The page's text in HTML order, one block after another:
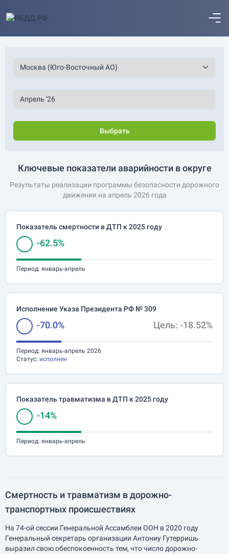
Выбрать
Ключевые показатели аварийности в округе
Результаты реализации программы безопасности дорожного
движения на апрель 2026 года
Показатель смертности в ДТП к 2025 году
-62.5%
Период: январь-апрель
Исполнение Указа Президента РФ № 309
-70.0% Цель: -18.52%
Период: январь-апрель 2026
Статус: исполнен
Показатель травматизма в ДТП к 2025 году
-14%
Период: январь-апрель
Смертность и травматизм в дорожно-
транспортных происшествиях
На 74-ой сессии Генеральной Ассамблеи ООН в 2020 году
Генеральный секретарь организации Антониу Гутерришь
выразил свою обеспокоенность тем, что число дорожно-